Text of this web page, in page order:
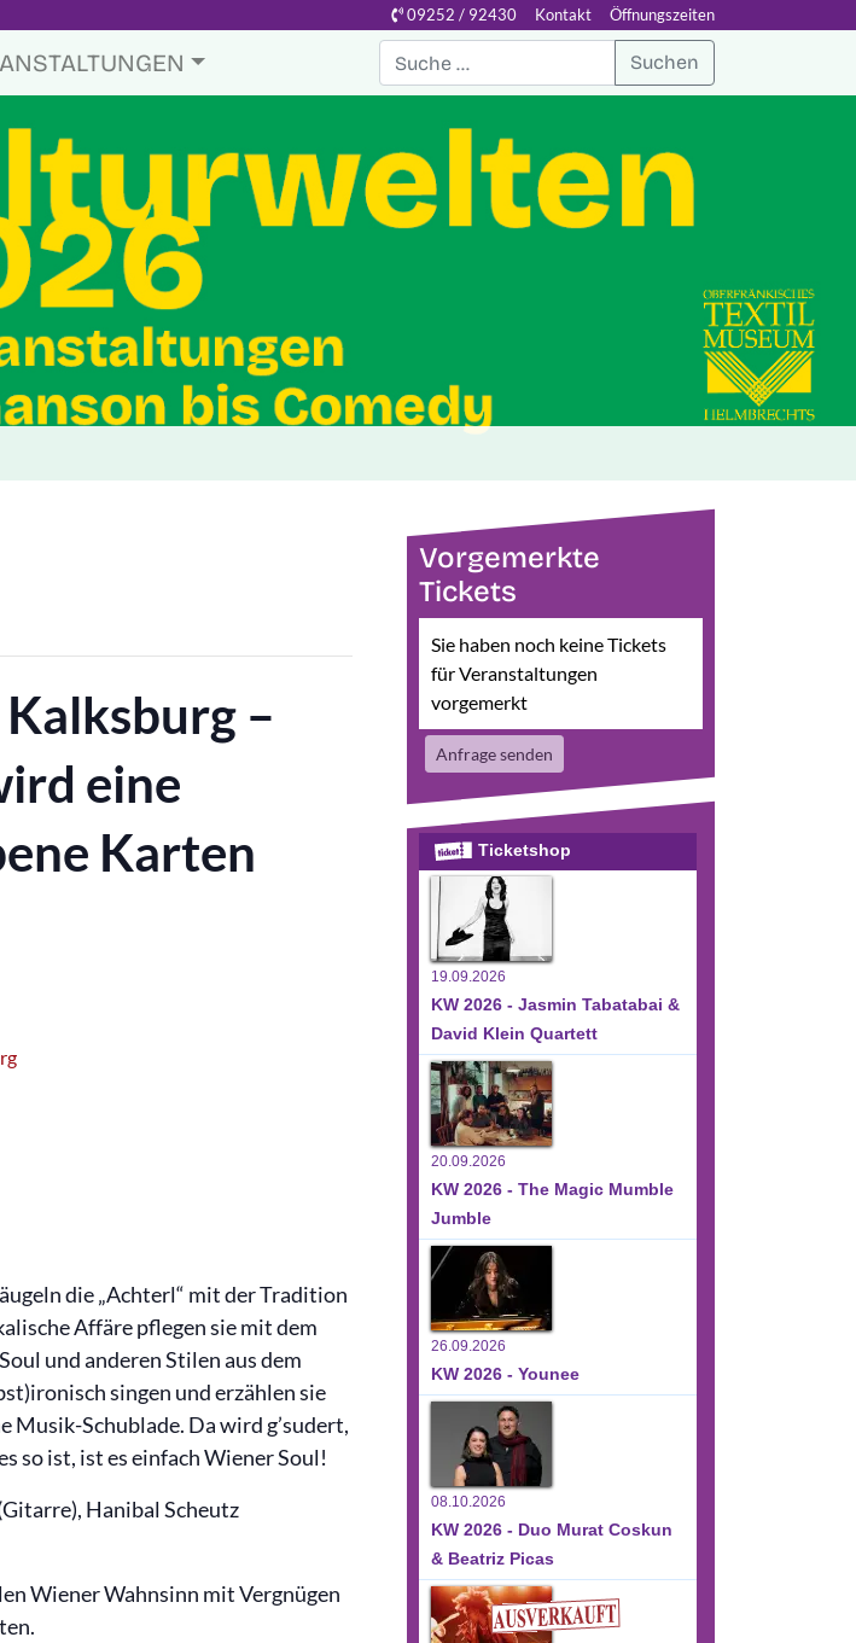
09252 / 92430 Kontakt Öffnungszeiten
Suchen
–
eine
Karten
die „Achterl“ mit der Tradition
Affäre pflegen sie mit dem
und anderen Stilen aus dem
singen und erzählen sie
Schublade. Da wird g’sudert,
so ist, ist es einfach Wiener Soul!
Hanibal Scheutz
Wiener Wahnsinn mit Vergnügen
Vorgemerkte
Tickets
Sie haben noch keine Tickets
für Veranstaltungen
vorgemerkt
Anfrage senden
Ticketshop
19.09.2026
KW 2026 - Jasmin Tabatabai &
David Klein Quartett
20.09.2026
KW 2026 - The Magic Mumble
Jumble
26.09.2026
KW 2026 - Younee
08.10.2026
KW 2026 - Duo Murat Coskun
& Beatriz Picas